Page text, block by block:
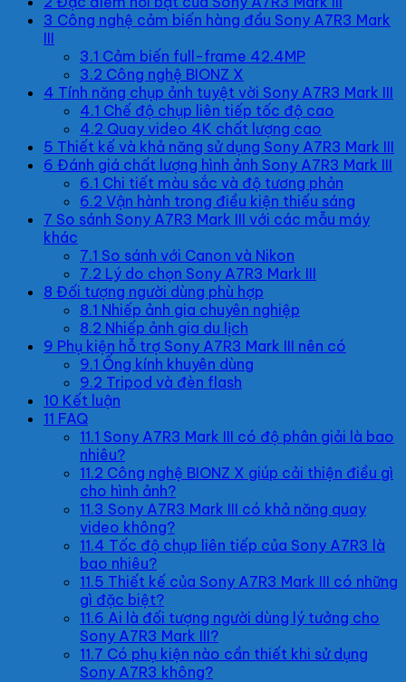
3 Công nghệ cảm biến hàng đầu Sony A7R3 Mark
III
3.1 Cảm biến full-frame 42.4MP
3.2 Công nghệ BIONZ X
4 Tính năng chụp ảnh tuyệt vời Sony A7R3 Mark III
4.1 Chế độ chụp liên tiếp tốc độ cao
4.2 Quay video 4K chất lượng cao
5 Thiết kế và khả năng sử dụng Sony A7R3 Mark III
6 Đánh giá chất lượng hình ảnh Sony A7R3 Mark III
6.1 Chi tiết màu sắc và độ tương phản
6.2 Vận hành trong điều kiện thiếu sáng
7 So sánh Sony A7R3 Mark III với các mẫu máy
khác
7.1 So sánh với Canon và Nikon
7.2 Lý do chọn Sony A7R3 Mark III
8 Đối tượng người dùng phù hợp
8.1 Nhiếp ảnh gia chuyên nghiệp
8.2 Nhiếp ảnh gia du lịch
9 Phụ kiện hỗ trợ Sony A7R3 Mark III nên có
9.1 Ống kính khuyên dùng
9.2 Tripod và đèn flash
10 Kết luận
11 FAQ
11.1 Sony A7R3 Mark III có độ phân giải là bao
nhiêu?
11.2 Công nghệ BIONZ X giúp cải thiện điều gì
cho hình ảnh?
11.3 Sony A7R3 Mark III có khả năng quay
video không?
11.4 Tốc độ chụp liên tiếp của Sony A7R3 là
bao nhiêu?
11.5 Thiết kế của Sony A7R3 Mark III có những
gì đặc biệt?
11.6 Ai là đối tượng người dùng lý tưởng cho
Sony A7R3 Mark III?
11.7 Có phụ kiện nào cần thiết khi sử dụng
Sony A7R3 không?